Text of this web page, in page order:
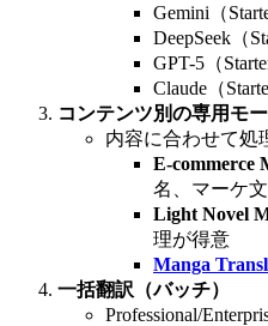
Gemini（
DeepSeek（
GPT-5（
Claude（
コンテンツ別の専用モ
内容に合わせて処
E-commerce
名、マーケ
Light Novel
理が得意
Manga
一括翻訳（バッチ）
Professional/